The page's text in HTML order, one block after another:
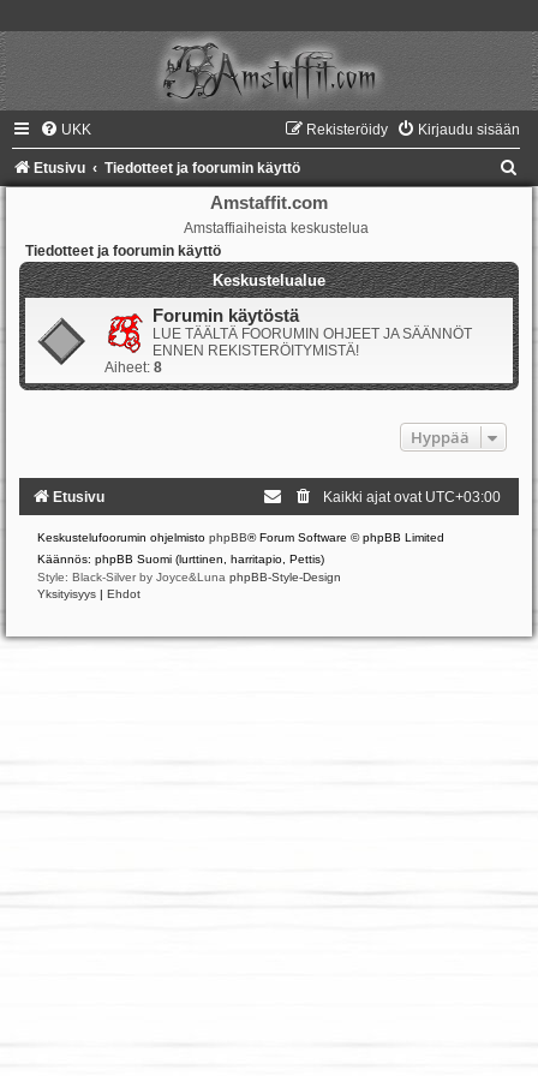
UKK Kirjaudu sisään
Rekisteröidy
Etusivu Tiedotteet ja foorumin käyttö
Amstaffit.com
Amstaffiaiheista keskustelua
Tiedotteet ja foorumin käyttö
Keskustelualue
Forumin käytöstä
LUE TÄÄLTÄ FOORUMIN OHJEET JA SÄÄNNÖT
ENNEN REKISTERÖITYMISTÄ!
Aiheet: 8
Hyppää
Etusivu Kaikki ajat ovat UTC+03:00
Keskustelufoorumin ohjelmisto phpBB® Forum Software © phpBB Limited
Käännös: phpBB Suomi (lurttinen, harritapio, Pettis)
Style: Black-Silver by Joyce&Luna phpBB-Style-Design
Yksityisyys | Ehdot